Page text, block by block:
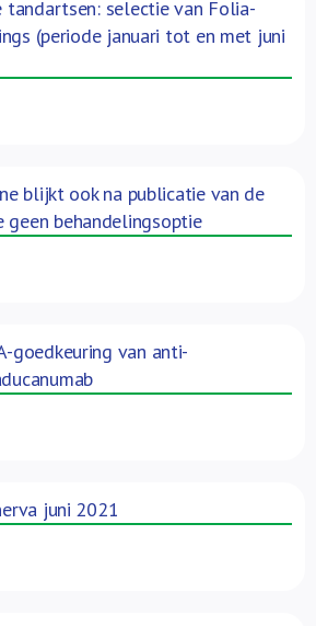
selectie van Folia-
(periode januari tot en met juni
blijkt ook na publicatie van de
geen behandelingsoptie
goedkeuring van anti-
juni 2021